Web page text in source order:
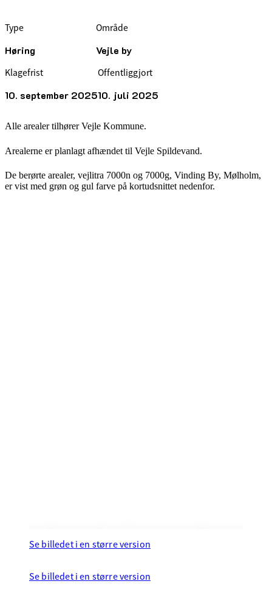
Type
Høring
Område
Vejle by
Klagefrist
10. september 2025
Offentliggjort
10. juli 2025
Alle arealer tilhører Vejle Kommune.
Arealerne er planlagt afhændet til Vejle Spildevand.
De berørte arealer, vejlitra 7000n og 7000g, Vinding By, Mølholm,
er vist med grøn og gul farve på kortudsnittet nedenfor.
Se billedet i en større version
Se billedet i en større version